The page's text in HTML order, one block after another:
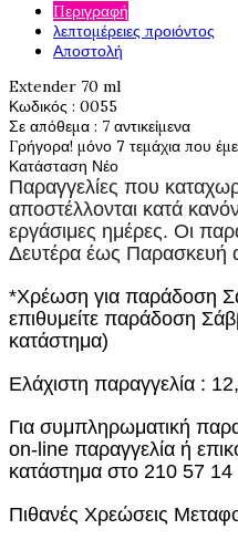
Περιγραφή
λεπτομέρειες προιόντος
Αποστολή
Extender 70 ml
Κωδικός : 0055
Σε απόθεμα : 7 αντικείμενα
Γρήγορα! μόνο 7 τεμάχια που
Κατάσταση Νέο
Παραγγελίες που
αποστέλλονται κατά
εργάσιμες ημέρες. Οι
Δευτέρα έως Παρασκευή
*Χρέωση για παράδοση
επιθυμείτε παράδοση
κατάστημα)
Ελάχιστη παραγγελία :
Για συμπληρωματική
on-line παραγγελία ή
κατάστημα στο 210 57 14
Πιθανές Χρεώσεις